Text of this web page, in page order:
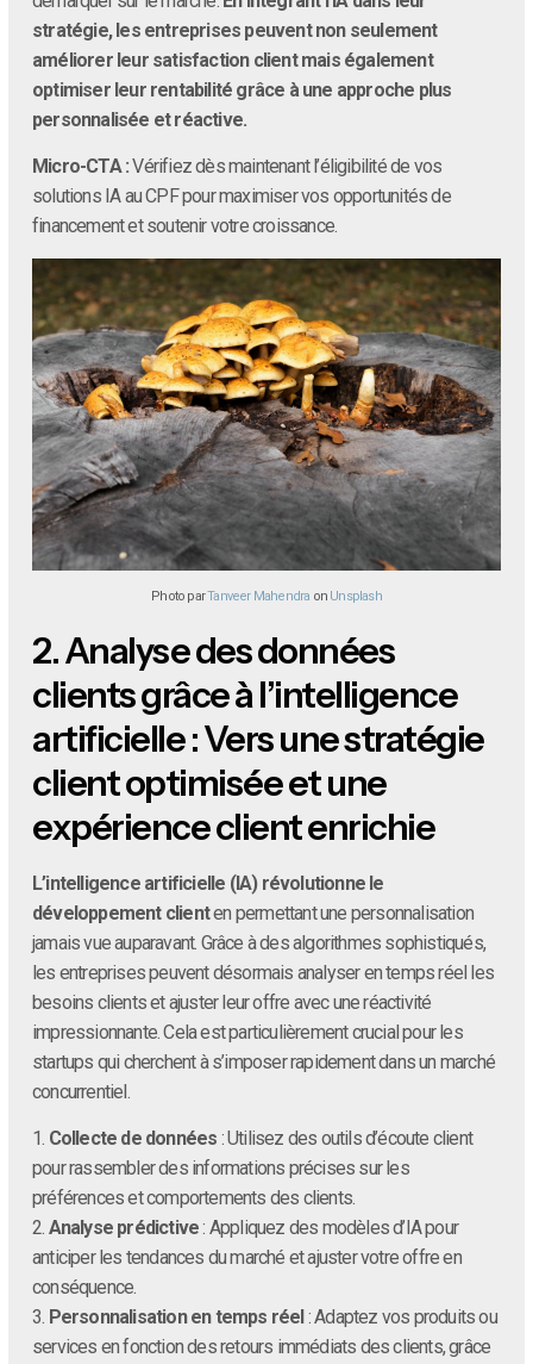
stratégie, les entreprises peuvent non seulement
améliorer leur satisfaction client mais également
optimiser leur rentabilité grâce à une approche plus
personnalisée et réactive.
Micro-CTA :Vérifiez dès maintenant l’éligibilité de vos
solutions IA au CPF pour maximiser vos opportunités de
financement et soutenir votre croissance.
Photo parTanveer Mahendra on Unsplash
2.Analyse des données
clients grâce à l’intelligence
artificielle : Vers une stratégie
client optimisée et une
expérience client enrichie
L’intelligence artificielle (IA) révolutionne le
développement clienten permettant une personnalisation
jamais vue auparavant. Grâce à des algorithmes sophistiqués,
les entreprises peuvent désormais analyser en temps réel les
besoins clients et ajuster leur offre avec une réactivité
impressionnante. Cela est particulièrement crucial pour les
startups qui cherchent à s’imposer rapidement dans un marché
concurrentiel.
1. Collecte de données : Utilisez des outils d’écoute client
pour rassembler des informations précises sur les
préférences et comportements des clients.
2. Analyse prédictive: Appliquez des modèles d’IA pour
anticiper les tendances du marché et ajuster votre offre en
conséquence.
3. Personnalisation en temps réel : Adaptez vos produits ou
services en fonction des retours immédiats des clients, grâce